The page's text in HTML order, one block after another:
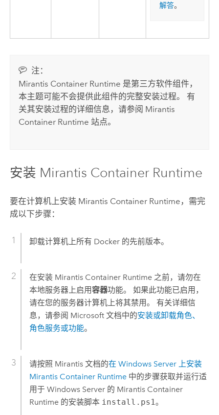
解答。
注：
Mirantis Container Runtime 是第三方软件组件，
本主题可能不会提供此组件的完整安装过程。 有
关其安装过程的详细信息，请参阅 Mirantis
Container Runtime 站点。
安装 Mirantis Container Runtime
要在计算机上安装 Mirantis Container Runtime ，需完
成以下步骤：
卸载计算机上所有 Docker的先前版本。
在安装 Mirantis Container Runtime之前，请勿在
本地服务器上启用容器功能。 如果此功能已启用，
请在您的服务器计算机上将其禁用。 有关详细信
息，请参阅 Microsoft文档中的安装或卸载角色、
角色服务或功能。
请按照 Mirantis 文档的在 Windows Server上安装
Mirantis Container Runtime中的步骤获取并运行适
用于 Windows Server的 Mirantis Container
Runtime的安装脚本 install.ps1。